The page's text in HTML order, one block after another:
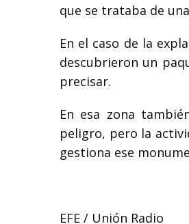
que se trataba de
En el caso de la
descubrieron un
precisar.
En esa zona
peligro, pero la
gestiona ese
EFE / Unión Radio